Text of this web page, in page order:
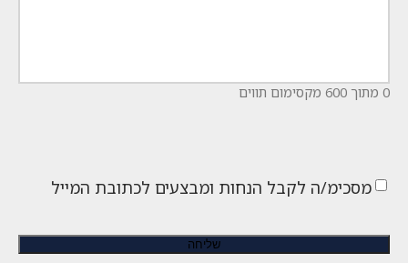
0 מתוך 600 מקסימום תווים
מסכימ/ה לקבל הנחות ומבצעים לכתובת המייל